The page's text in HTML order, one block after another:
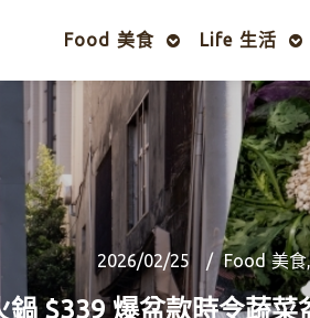
Food 美食 Life 生活
2026/02/25 Food 美食
$339 爆盆款時令蔬菜